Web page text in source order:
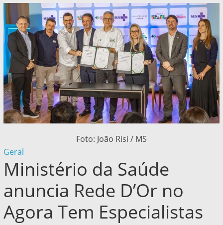
Foto: João Risi / MS
Geral
Ministério da Saúde
anuncia Rede D’Or no
Agora Tem Especialistas